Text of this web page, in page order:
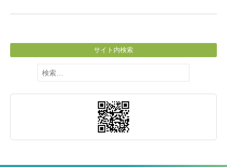
サイト内検索
検
索: